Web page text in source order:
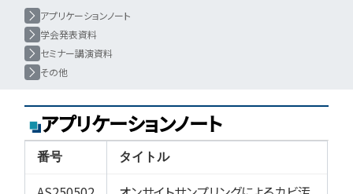
アプリケーションノート
学会発表資料
セミナー講演資料
その他
アプリケーションノート
番号 タイトル